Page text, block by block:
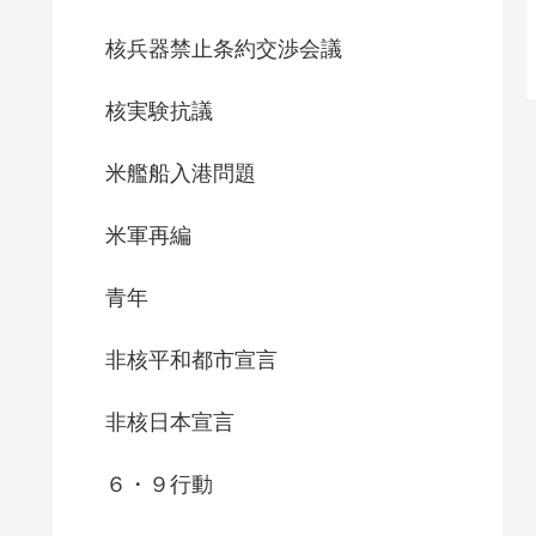
核兵器禁止条約交渉会議
核実験抗議
米艦船入港問題
米軍再編
青年
非核平和都市宣言
非核日本宣言
６・９行動